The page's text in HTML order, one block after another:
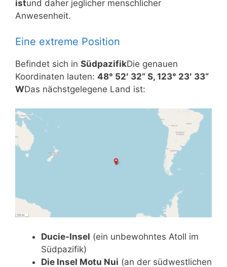
istund daher jeglicher menschlicher
Anwesenheit.
Eine extreme Position
Befindet sich in SüdpazifikDie genauen
Koordinaten lauten: 48° 52′ 32“ S, 123° 23′ 33“
WDas nächstgelegene Land ist:
Ducie-Insel (ein unbewohntes Atoll im
Südpazifik)
Die Insel Motu Nui (an der südwestlichen